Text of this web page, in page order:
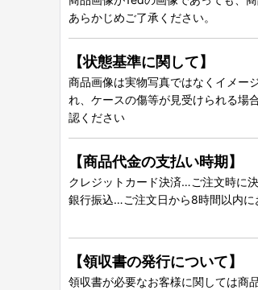
あらかじめご了承ください。
【状態基準に関して】
商品画像は実物写真ではなくイメー
れ、ケースの傷等が見受けられる場
認ください
【商品代金の支払い時期】
クレジットカード決済…ご注文時に
銀行振込…ご注文日から8時間以内に
【領収書の発行について】
領収書が必要なお客様に関しては商